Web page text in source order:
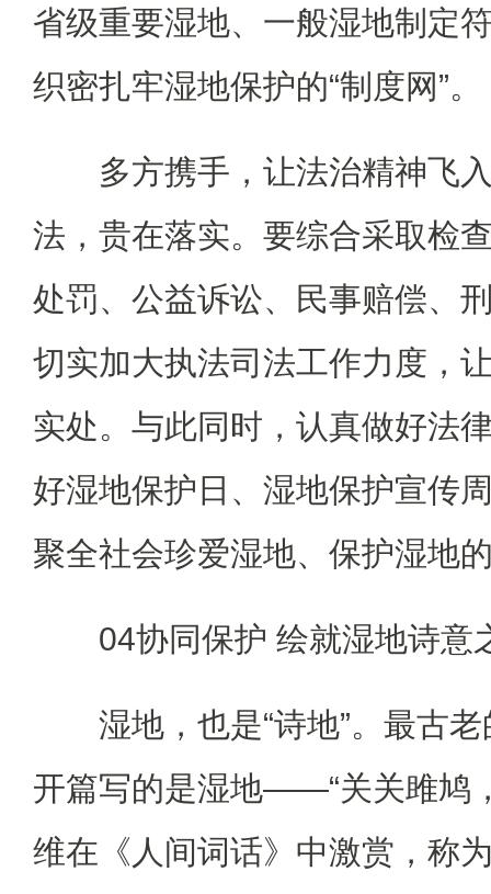
省级重要湿地、一般湿地制定
织密扎牢湿地保护的“制度网”。
多方携手，让法治精神飞
法，贵在落实。要综合采取检
处罚、公益诉讼、民事赔偿、
切实加大执法司法工作力度，
实处。与此同时，认真做好法
好湿地保护日、湿地保护宣传
聚全社会珍爱湿地、保护湿地
04协同保护 绘就湿地诗意
湿地，也是“诗地”。最古
开篇写的是湿地——“关关雎鸠
维在《人间词话》中激赏，称